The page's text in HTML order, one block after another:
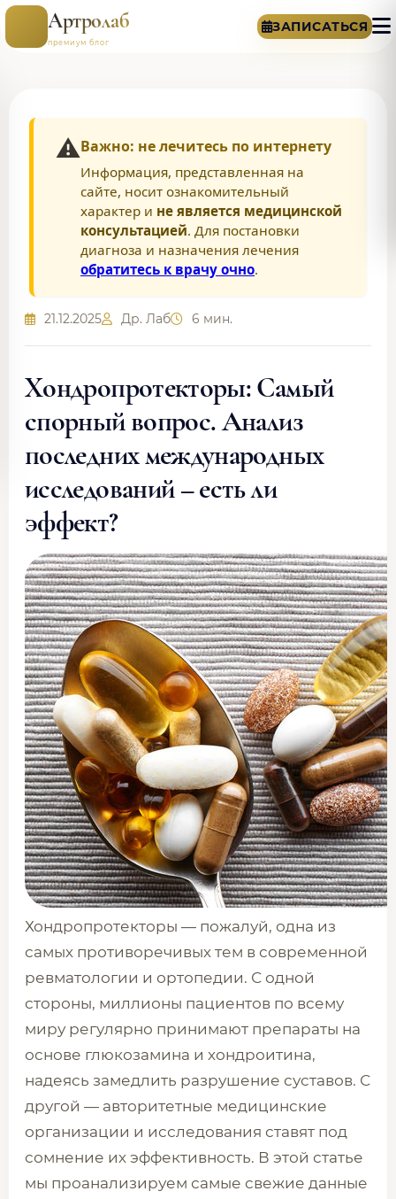
Артролаб
премиум блог
ЗАПИСАТЬСЯ
⚠️Важно: не лечитесь по интернету
Информация, представленная на
сайте, носит ознакомительный
характер и не является медицинской
консультацией. Для постановки
диагноза и назначения лечения
обратитесь к врачу очно.
21.12.2025 Др. Лаб 6 мин.
Хондропротекторы: Самый
спорный вопрос. Анализ
последних международных
исследований – есть ли
эффект?
Хондропротекторы — пожалуй, одна из
самых противоречивых тем в современной
ревматологии и ортопедии. С одной
стороны, миллионы пациентов по всему
миру регулярно принимают препараты на
основе глюкозамина и хондроитина,
надеясь замедлить разрушение суставов. С
другой — авторитетные медицинские
организации и исследования ставят под
сомнение их эффективность. В этой статье
мы проанализируем самые свежие данные